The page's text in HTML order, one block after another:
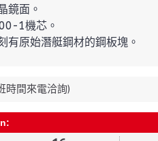
鏡面。
1機芯。
有原始潛艇鋼材的鋼板塊。
時間來電洽詢)